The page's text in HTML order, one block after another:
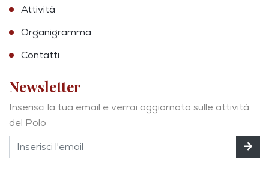
Attività
Organigramma
Contatti
Newsletter
Inserisci la tua email e verrai aggiornato sulle attività
del Polo